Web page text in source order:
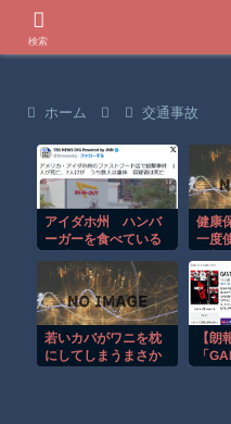
ホーム 交通事故
アイダホ州 ハンバ
ーガーを食べている
亡 7人負傷
健康
一度
と思
症な
決定
病保
若いカバがワニを枕
にしてしまうまさか
【朗
「
検索